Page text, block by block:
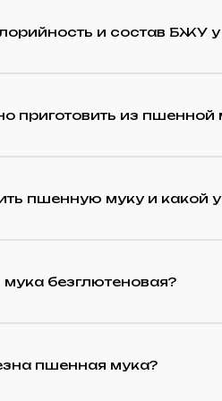
и состав БЖУ
приготовить из пшенной
пшенную муку и какой
безглютеновая?
пшенная мука?